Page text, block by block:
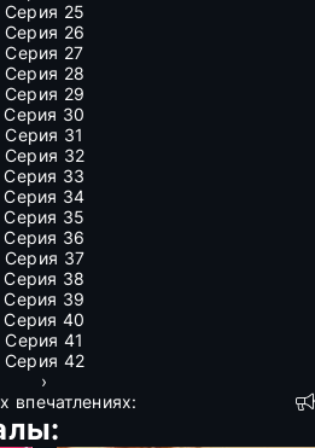
Серия 25
Серия 26
Серия 27
Серия 28
Серия 29
Серия 30
Серия 31
Серия 32
Серия 33
Серия 34
Серия 35
Серия 36
Серия 37
Серия 38
Серия 39
Серия 40
Серия 41
Серия 42
›
впечатлениях: